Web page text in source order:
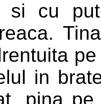
si cu
in
pina